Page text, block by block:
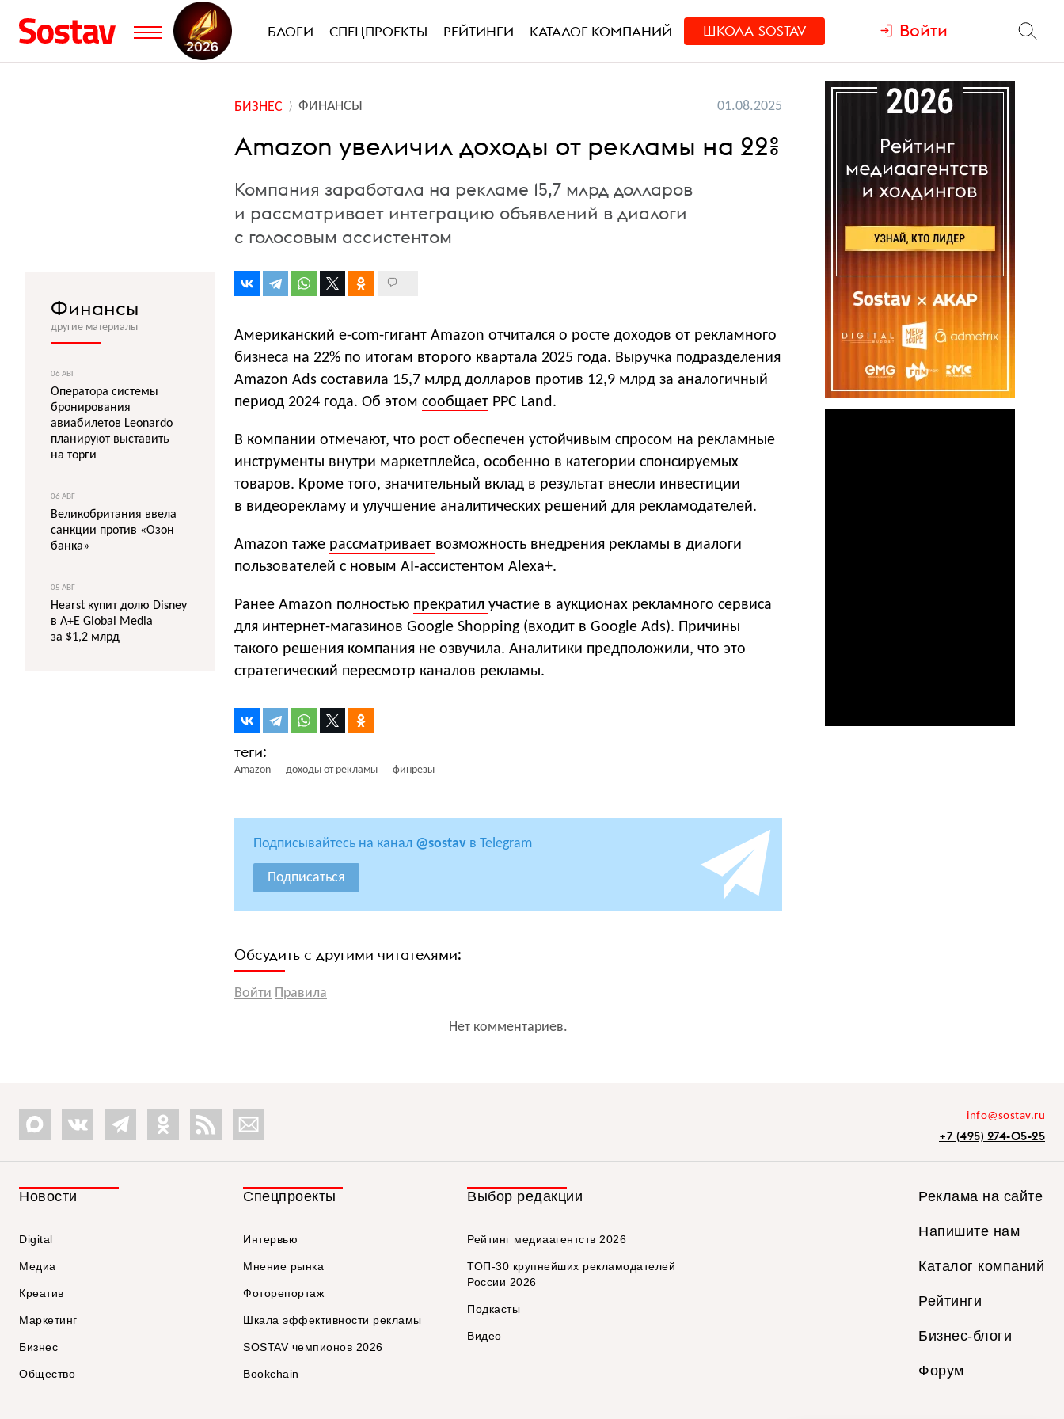
БЛОГИ СПЕЦПРОЕКТЫ РЕЙТИНГИ КАТАЛОГ КОМПАНИЙ ШКОЛА SOSTAV Войти
БИЗНЕС ФИНАНСЫ 01.08.2025
Amazon увеличил доходы от рекламы на 22%
Компания заработала на рекламе 15,7 млрд долларов
и рассматривает интеграцию объявлений в диалоги
с голосовым ассистентом
Американский e-com-гигант Amazon отчитался о росте доходов от рекламного
бизнеса на 22% по итогам второго квартала 2025 года. Выручка подразделения
Amazon Ads составила 15,7 млрд долларов против 12,9 млрд за аналогичный
период 2024 года. Об этом сообщает PPC Land.
В компании отмечают, что рост обеспечен устойчивым спросом на рекламные
инструменты внутри маркетплейса, особенно в категории спонсируемых
товаров. Кроме того, значительный вклад в результат внесли инвестиции
в видеорекламу и улучшение аналитических решений для рекламодателей.
Amazon таже рассматривает возможность внедрения рекламы в диалоги
пользователей с новым AI‑ассистентом Alexa+.
Ранее Amazon полностью прекратил участие в аукционах рекламного сервиса
для интернет-магазинов Google Shopping (входит в Google Ads). Причины
такого решения компания не озвучила. Аналитики предположили, что это
стратегический пересмотр каналов рекламы.
Amazon доходы от рекламы финрезы
Подписывайтесь на канал @sostav в Telegram
Подписаться
Обсудить с другими читателями:
Войти Правила
Нет комментариев.
Финансы
другие материалы
06 АВГ
Оператора системы
бронирования
авиабилетов Leonardo
планируют выставить
на торги
06 АВГ
Великобритания ввела
санкции против «Озон
банка»
05 АВГ
Hearst купит долю Disney
в A+E Global Media
за $1,2 млрд
info@sostav.ru
+7 (495) 274-05-25
Новости
Digital
Медиа
Креатив
Маркетинг
Бизнес
Общество
Спецпроекты
Интервью
Мнение рынка
Фоторепортаж
Шкала эффективности рекламы
SOSTAV чемпионов 2026
Bookchain
Выбор редакции
Рейтинг медиаагентств 2026
ТОП-30 крупнейших рекламодателей
России 2026
Подкасты
Видео
Реклама на сайте
Напишите нам
Каталог компаний
Рейтинги
Бизнес-блоги
Форум